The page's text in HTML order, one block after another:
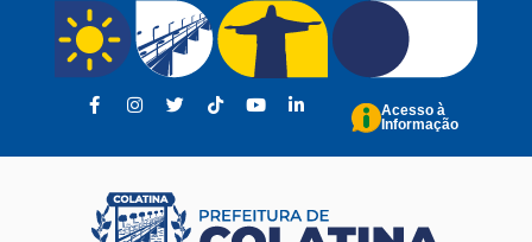
Pular para o conteúdo principal
Acesso à
Informação